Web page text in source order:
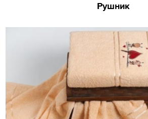
Рушник